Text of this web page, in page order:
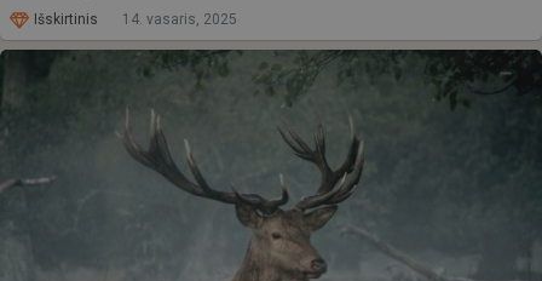
Išskirtinis 14. vasaris, 2025